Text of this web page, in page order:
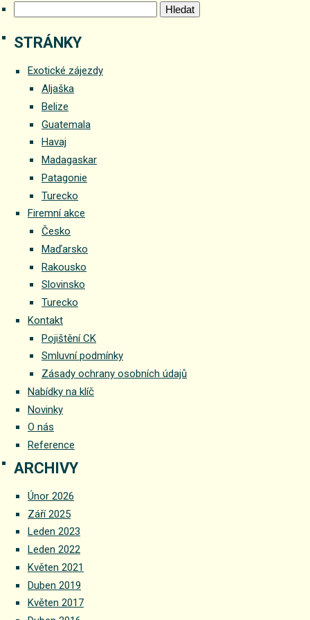
STRÁNKY
Exotické zájezdy
Aljaška
Belize
Guatemala
Havaj
Madagaskar
Patagonie
Turecko
Firemní akce
Česko
Maďarsko
Rakousko
Slovinsko
Turecko
Kontakt
Pojištění CK
Smluvní podmínky
Zásady ochrany osobních údajů
Nabídky na klíč
Novinky
O nás
Reference
ARCHIVY
Únor 2026
Září 2025
Leden 2023
Leden 2022
Květen 2021
Duben 2019
Květen 2017